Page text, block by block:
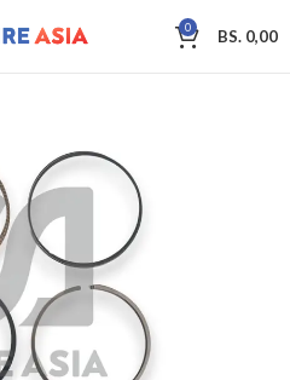
0 BS. 0,00